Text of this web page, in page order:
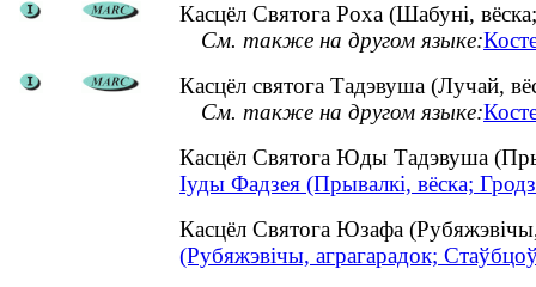
Касцёл Святога Роха (Шабуні,
См. также на другом языке:
Касцёл святога Тадэвуша (Лучай,
См. также на другом языке:
Касцёл Святога Юды Тадэвуша
Іуды Фадзея (Прывалкі, вёска;
Касцёл Святога Юзафа
(Рубяжэвічы, аграгарадок;